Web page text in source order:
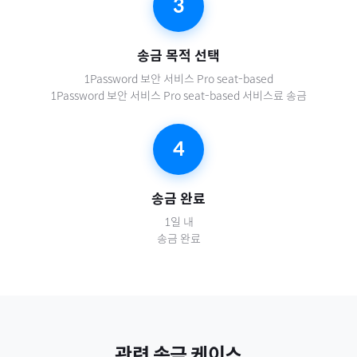
3
송금 목적 선택
1Password 보안 서비스 Pro seat-based
1Password 보안 서비스 Pro seat-based 서비스료 송금
4
송금 완료
1일 내
송금 완료